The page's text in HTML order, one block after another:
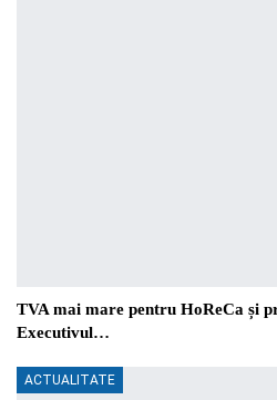
TVA mai mare pentru HoReCa și
Executivul…
ACTUALITATE